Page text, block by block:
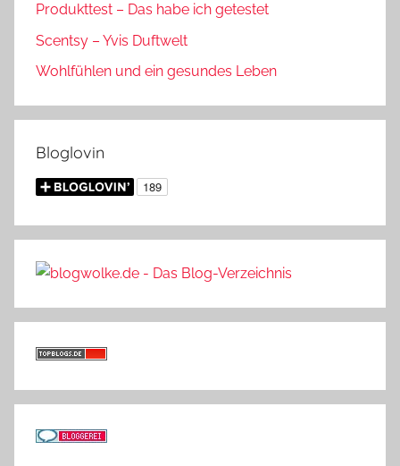
Produkttest – Das habe ich getestet
Scentsy – Yvis Duftwelt
Wohlfühlen und ein gesundes Leben
Bloglovin